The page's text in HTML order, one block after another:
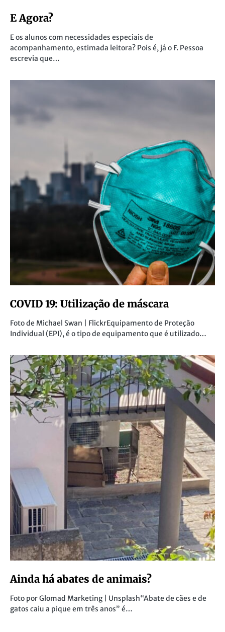
E Agora?
E os alunos com necessidades especiais de
acompanhamento, estimada leitora? Pois é, já o F. Pessoa
escrevia que…
COVID 19: Utilização de máscara
Foto de Michael Swan | FlickrEquipamento de Proteção
Individual (EPI), é o tipo de equipamento que é utilizado…
Ainda há abates de animais?
Foto por Glomad Marketing | Unsplash“Abate de cães e de
gatos caiu a pique em três anos” é…